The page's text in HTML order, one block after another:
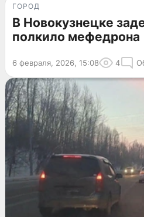
ГОРОД
В Новокузнецке
полкило мефедрона
6 февраля, 2026, 15:08 4